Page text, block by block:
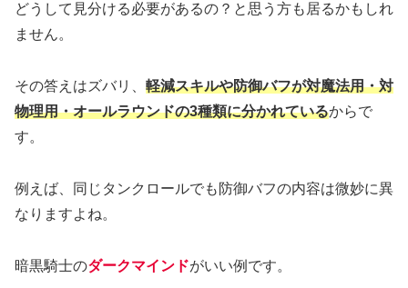
どうして見分ける必要があるの？と思う方も居るかもしれ
ません。
その答えはズバリ、 軽減スキルや防御バフが対魔法用・対
物理用・オールラウンドの3種類に分かれているからで
す。
例えば、同じタンクロールでも防御バフの内容は微妙に異
なりますよね。
暗黒騎士のダークマインドがいい例です。